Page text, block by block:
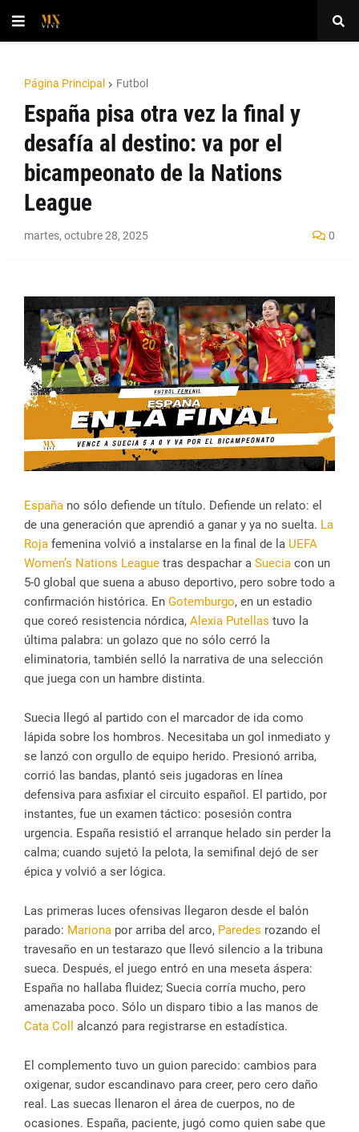
Página Principal Futbol
España pisa otra vez la final y
desafía al destino: va por el
bicampeonato de la Nations
League
martes, octubre 28, 2025 0
España no sólo defiende un título. Defiende un relato: el
de una generación que aprendió a ganar y ya no suelta. La
Roja femenina volvió a instalarse en la final de la UEFA
Women’s Nations League tras despachar a Suecia con un
5-0 global que suena a abuso deportivo, pero sobre todo a
confirmación histórica. En Gotemburgo, en un estadio
que coreó resistencia nórdica, Alexia Putellas tuvo la
última palabra: un golazo que no sólo cerró la
eliminatoria, también selló la narrativa de una selección
que juega con un hambre distinta.
Suecia llegó al partido con el marcador de ida como
lápida sobre los hombros. Necesitaba un gol inmediato y
se lanzó con orgullo de equipo herido. Presionó arriba,
corrió las bandas, plantó seis jugadoras en línea
defensiva para asfixiar el circuito español. El partido, por
instantes, fue un examen táctico: posesión contra
urgencia. España resistió el arranque helado sin perder la
calma; cuando sujetó la pelota, la semifinal dejó de ser
épica y volvió a ser lógica.
Las primeras luces ofensivas llegaron desde el balón
parado: Mariona por arriba del arco, Paredes rozando el
travesaño en un testarazo que llevó silencio a la tribuna
sueca. Después, el juego entró en una meseta áspera:
España no hallaba fluidez; Suecia corría mucho, pero
amenazaba poco. Sólo un disparo tibio a las manos de
Cata Coll
alcanzó para registrarse en estadística.
El complemento tuvo un guion parecido: cambios para
oxigenar, sudor escandinavo para creer, pero cero daño
real. Las suecas llenaron el área de cuerpos, no de
ocasiones. España, paciente, jugó como quien sabe que